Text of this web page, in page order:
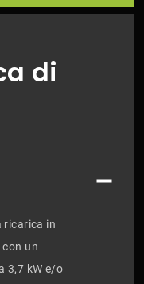
di
ricarica in
un
3,7 kW e/o